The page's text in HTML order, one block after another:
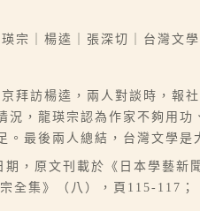
宗｜楊逵｜張深切｜台灣文學
拜訪楊逵，兩人對談時，報
況，龍瑛宗認為作家不夠用
。最後兩人總結，台灣文學
，原文刊載於《日本學藝新
全集》（八），頁115-117；